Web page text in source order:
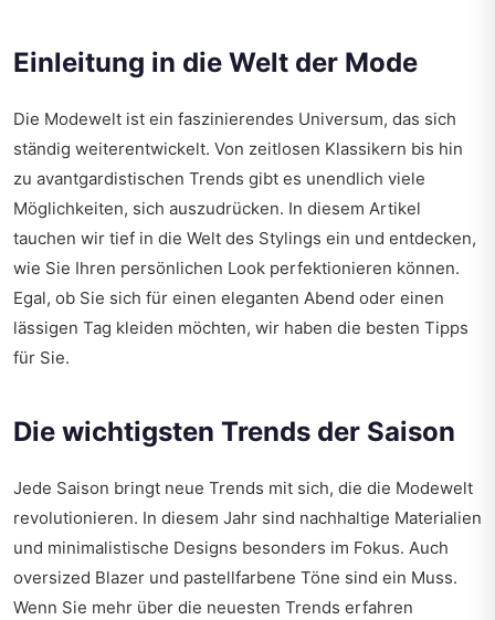
Einleitung in die Welt der Mode
Die Modewelt ist ein faszinierendes Universum, das sich
ständig weiterentwickelt. Von zeitlosen Klassikern bis hin
zu avantgardistischen Trends gibt es unendlich viele
Möglichkeiten, sich auszudrücken. In diesem Artikel
tauchen wir tief in die Welt des Stylings ein und entdecken,
wie Sie Ihren persönlichen Look perfektionieren können.
Egal, ob Sie sich für einen eleganten Abend oder einen
lässigen Tag kleiden möchten, wir haben die besten Tipps
für Sie.
Die wichtigsten Trends der Saison
Jede Saison bringt neue Trends mit sich, die die Modewelt
revolutionieren. In diesem Jahr sind nachhaltige Materialien
und minimalistische Designs besonders im Fokus. Auch
oversized Blazer und pastellfarbene Töne sind ein Muss.
Wenn Sie mehr über die neuesten Trends erfahren